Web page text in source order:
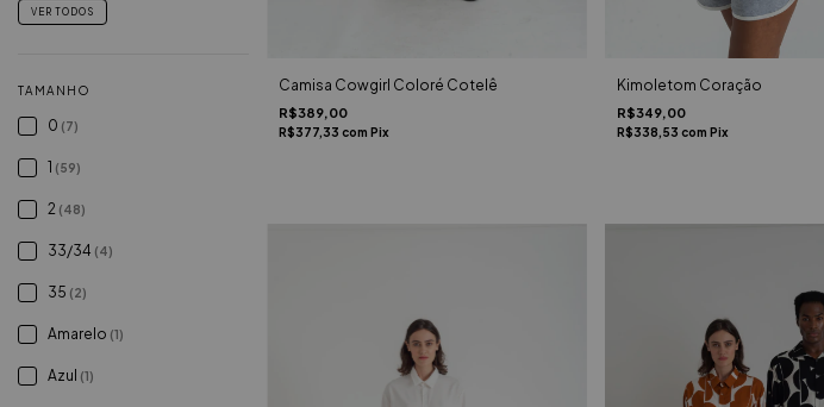
VER TODOS
TAMANHO
0 (7)
1 (59)
2 (48)
33/34 (4)
35 (2)
Amarelo (1)
Azul (1)
Camisa Cowgirl Coloré Cotelê
R$389,00
R$377,33 com Pix
Kimoletom Coração
R$349,00
R$338,53 com Pix